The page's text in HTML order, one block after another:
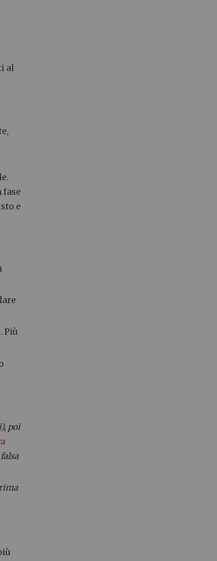
al
fase
e
Più
poi